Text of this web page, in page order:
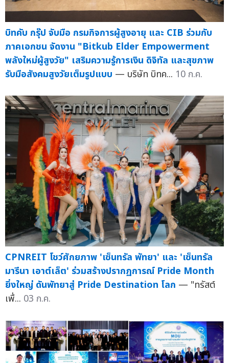
บิทคับ กรุ๊ป จับมือ กรมกิจการผู้สูงอายุ และ CIB ร่วมกับ
ภาคเอกชน จัดงาน "Bitkub Elder Empowerment
พลังใหม่ผู้สูงวัย" เสริมความรู้การเงิน ดิจิทัล และสุขภาพ
รับมือสังคมสูงวัยเต็มรูปแบบ — บริษัท บิทค... 10 ก.ค.
CPNREIT โชว์ศักยภาพ 'เซ็นทรัล พัทยา' และ 'เซ็นทรัล
มารีนา เอาต์เล็ต' ร่วมสร้างปรากฏการณ์ Pride Month
ยิ่งใหญ่ ดันพัทยาสู่ Pride Destination โลก — "ทรัสต์
เพื่... 03 ก.ค.